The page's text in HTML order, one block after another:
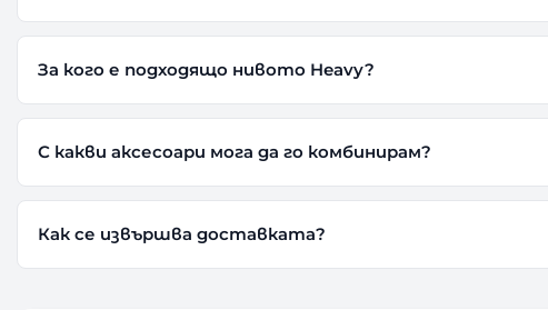
За кого е подходящо нивото Heavy?
С какви аксесоари мога да го комбинирам?
Как се извършва доставката?